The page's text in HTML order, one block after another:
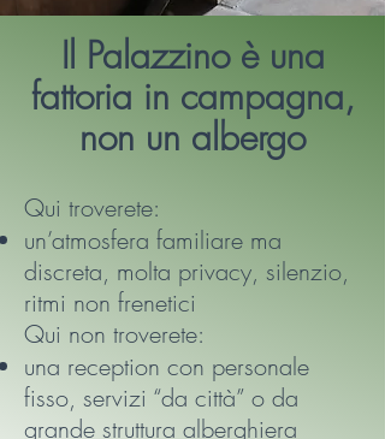
Il Palazzino è una
fattoria in campagna,
non un albergo
Qui troverete:
un’atmosfera familiare ma
discreta, molta privacy, silenzio,
ritmi non frenetici
Qui non troverete:
una reception con personale
fisso, servizi “da città” o da
grande struttura alberghiera